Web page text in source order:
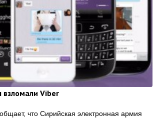
взломали Viber
что Сирийская электронная армия